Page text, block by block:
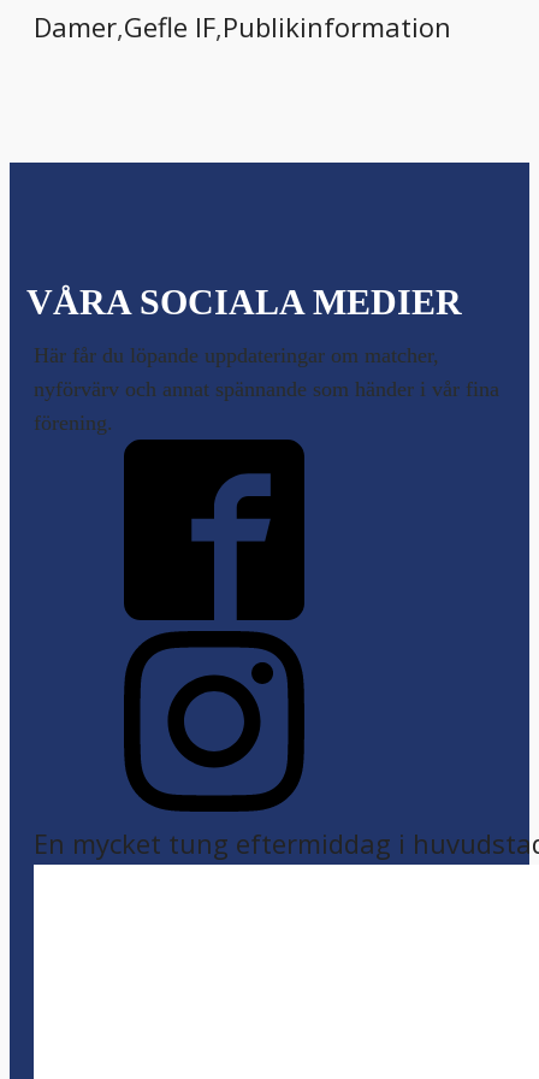
Damer,Gefle IF,Publikinformation
VÅRA SOCIALA MEDIER
Här får du löpande uppdateringar om matcher,
nyförvärv och annat spännande som händer i vår fina
förening.
En mycket tung eftermiddag i